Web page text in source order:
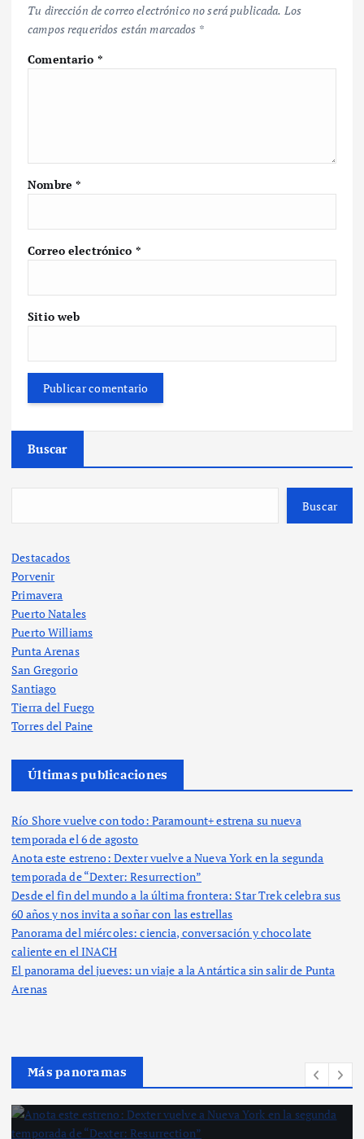
Tu dirección de correo electrónico no será publicada. Los
campos requeridos están marcados *
Comentario *
Nombre*
Correo electrónico *
Sitio web
Buscar
Buscar
Destacados
Porvenir
Primavera
Puerto Natales
Puerto Williams
Punta Arenas
San Gregorio
Santiago
Tierra del Fuego
Torres del Paine
Últimas publicaciones
Río Shore vuelve con todo: Paramount+ estrena su nueva
temporada el 6 de agosto
Anota este estreno: Dexter vuelve a Nueva York en la segunda
temporada de “Dexter: Resurrection”
Desde el fin del mundo a la última frontera: Star Trek celebra sus
60 años y nos invita a soñar con las estrellas
Panorama del miércoles: ciencia, conversación y chocolate
caliente en el INACH
El panorama del jueves: un viaje a la Antártica sin salir de Punta
Arenas
Más panoramas